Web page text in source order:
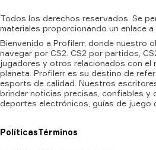
Todos los derechos reservados. Se
materiales proporcionando un enlace a
Bienvenido a Profilerr, donde nuestro
navegar por CS2. CS2 por partidos,
jugadores y otros relacionados con el
planeta. Profilerr es su destino de
esports de calidad. Nuestros
brindar noticias precisas, confiables y
deportes electrónicos, guías de juego
PolíticasTérminos